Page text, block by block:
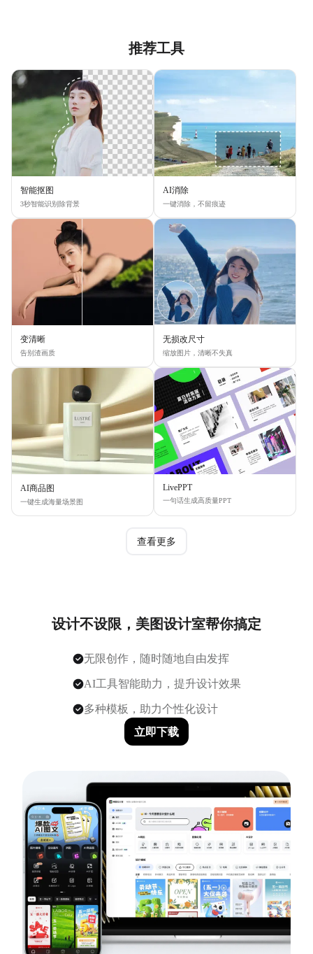
推荐工具
智能抠图
3秒智能识别除背景
AI消除
一键消除，不留痕迹
变清晰
告别渣画质
无损改尺寸
缩放图片，清晰不失真
AI商品图
一键生成海量场景图
LivePPT
一句话生成高质量PPT
查看更多
设计不设限，美图设计室帮你搞定
无限创作，随时随地自由发挥
AI工具智能助力，提升设计效果
多种模板，助力个性化设计
立即下载